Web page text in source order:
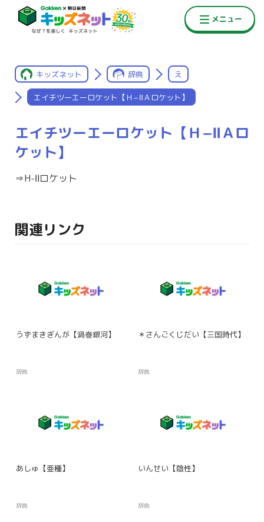
キッズネット 辞典 え
エイチツーエーロケット【Ｈ−ⅡＡロケット】
エイチツーエーロケット【Ｈ−ⅡＡロ
ケット】
⇒H-Ⅱロケット
関連リンク
うずまきぎんが【渦巻銀河】
辞典
＊さんごくじだい【三国時代】
辞典
あしゅ【亜種】
辞典
いんせい【陰性】
辞典